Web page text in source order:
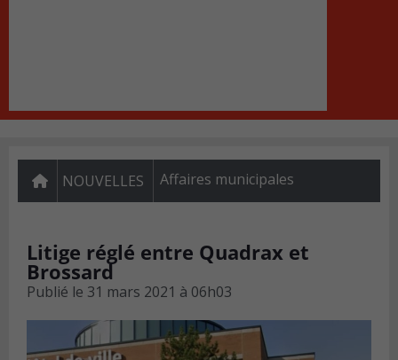
NOUVELLES Affaires municipales
Litige réglé entre Quadrax et
Brossard
Publié le 31 mars 2021 à 06h03